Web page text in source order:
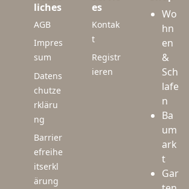
liches
AGB
Impres
sum
Datens
chutze
rkläru
ng
Barrier
efreihe
itserkl
ärung
es
Kontak
t
Registr
ieren
Wo
hn
en
&
Sch
lafe
n
Ba
um
ark
t
Gar